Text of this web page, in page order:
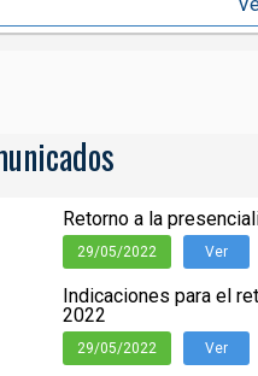
Retorno a la
29/05/2022 Ver
Indicaciones para el
2022
29/05/2022 Ver